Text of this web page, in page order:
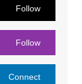
Follow
Follow
Connect